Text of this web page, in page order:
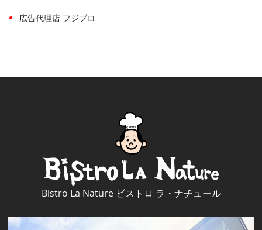
広告代理店 フジプロ
Bistro La Nature ビストロ ラ・ナチュール